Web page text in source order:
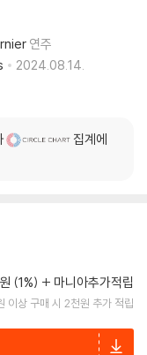
연주
2024.08.14.
집계에
(1%) 마니아추가적립
이상 구매 시 2천원 추가 적립